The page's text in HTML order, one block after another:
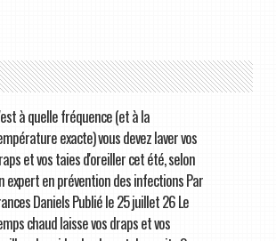
à quelle fréquence (et à la
exacte) vous devez laver vos
et vos taies d'oreiller cet été, selon
expert en prévention des infections Par
Daniels Publié le 25 juillet 26 Le
chaud laisse vos draps et vos